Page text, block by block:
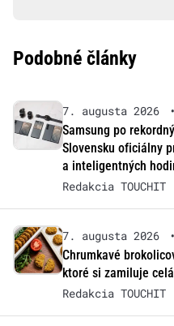
Podobné články
7. augusta 2026 •
Samsung po
Slovensku oficiálny
a inteligentných
Redakcia TOUCHIT
7. augusta 2026 •
Chrumkavé
ktoré si zamiluje
Redakcia TOUCHIT